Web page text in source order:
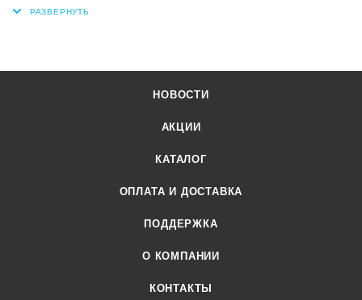
НОВОСТИ
АКЦИИ
КАТАЛОГ
ОПЛАТА И ДОСТАВКА
ПОДДЕРЖКА
О КОМПАНИИ
КОНТАКТЫ